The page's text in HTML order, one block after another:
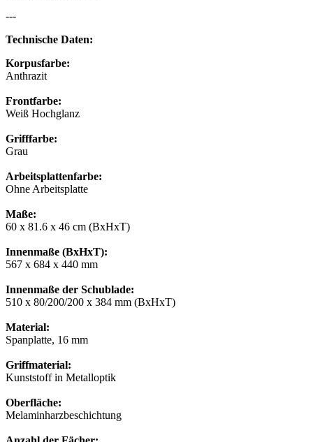
---
Technische Daten:
Korpusfarbe:
Anthrazit
Frontfarbe:
Weiß Hochglanz
Grifffarbe:
Grau
Arbeitsplattenfarbe:
Ohne Arbeitsplatte
Maße:
60 x 81.6 x 46 cm (BxHxT)
Innenmaße (BxHxT):
567 x 684 x 440 mm
Innenmaße der Schublade:
510 x 80/200/200 x 384 mm (BxHxT)
Material:
Spanplatte, 16 mm
Griffmaterial:
Kunststoff in Metalloptik
Oberfläche:
Melaminharzbeschichtung